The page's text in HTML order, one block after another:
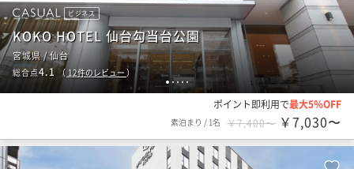
1 2345
ビジネス
KOKO HOTEL 仙台勾当台公園
宮城県 / 仙台
総合点4.1（ 12件のレビュー）
ポイント即利用で最大5％OFF
素泊まり / 1名 ￥7,400〜 ￥7,030〜